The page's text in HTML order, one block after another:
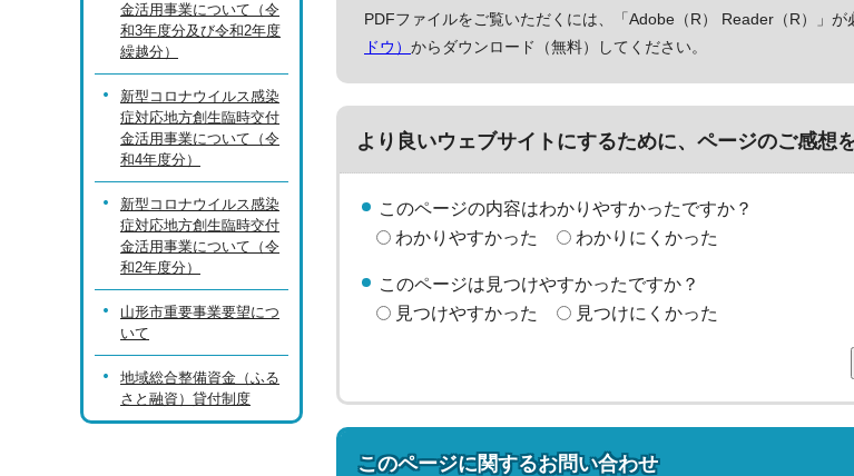
PDFファイルをご覧いただくには、「Adobe（R） Reader（R）」が
ドウ） からダウンロード（無料）してください。
より良いウェブサイトにするために、ページのご感想
このページの内容はわかりやすかったですか？
わかりやすかった
わかりにくかった
このページは見つけやすかったですか？
見つけやすかった
見つけにくかった
このページに関するお問い合わせ
金活用事業について（令
和3年度分及び令和2年度
繰越分）
新型コロナウイルス感染
症対応地方創生臨時交付
金活用事業について（令
和4年度分）
新型コロナウイルス感染
症対応地方創生臨時交付
金活用事業について（令
和2年度分）
山形市重要事業要望につ
いて
地域総合整備資金（ふる
さと融資）貸付制度